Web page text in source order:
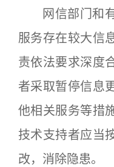
网信部门和有
服务存在较大信
责依法要求深度
者采取暂停信息
他相关服务等措
技术支持者应当
改，消除隐患。